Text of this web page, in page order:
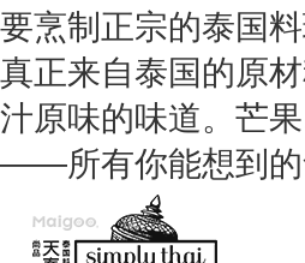
要烹制正宗的泰国
真正来自泰国的原
汁原味的味道。芒
——所有你能想到的